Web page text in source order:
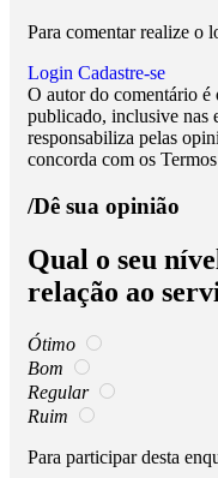
Para comentar realize o
Login Cadastre-se
O autor do comentário é
publicado, inclusive nas
responsabiliza pelas
concorda com os
/Dê sua opinião
Qual o seu
relação ao
Ótimo
Bom
Regular
Ruim
Para participar desta